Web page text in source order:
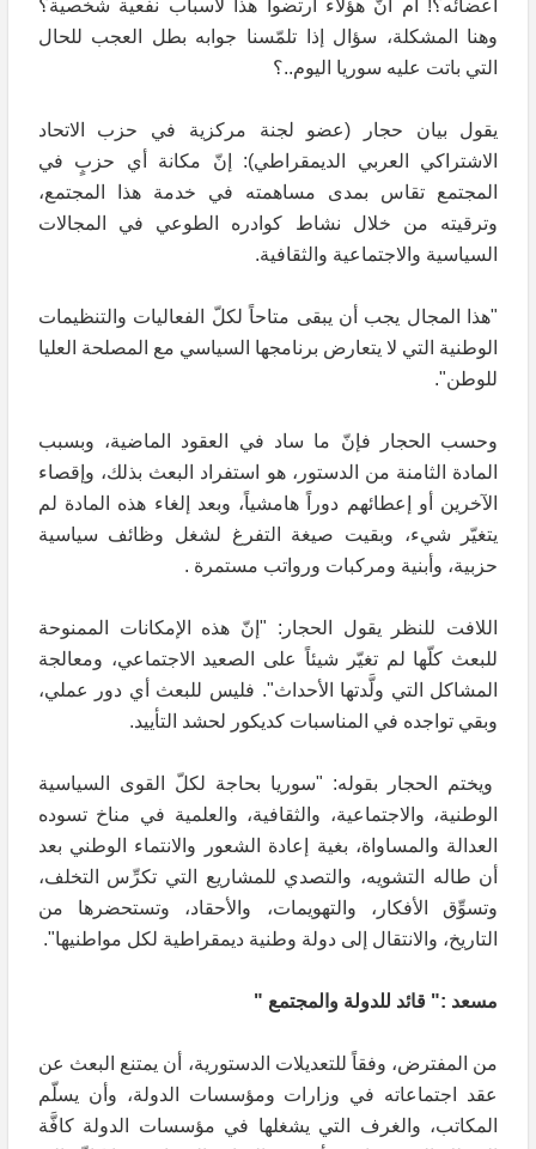
أعضائه؟! أم أنَّ هؤلاء ارتضوا هذا لأسباب نفعية شخصية؟
وهنا المشكلة، سؤال إذا تلمّسنا جوابه بطل العجب للحال
التي باتت عليه سوريا اليوم..؟
يقول بيان حجار (عضو لجنة مركزية في حزب الاتحاد
الاشتراكي العربي الديمقراطي): إنّ مكانة أي حزبٍ في
المجتمع تقاس بمدى مساهمته في خدمة هذا المجتمع،
وترقيته من خلال نشاط كوادره الطوعي في المجالات
السياسية والاجتماعية والثقافية.
"هذا المجال يجب أن يبقى متاحاً لكلّ الفعاليات والتنظيمات
الوطنية التي لا يتعارض برنامجها السياسي مع المصلحة العليا
للوطن".
وحسب الحجار فإنّ ما ساد في العقود الماضية، وبسبب
المادة الثامنة من الدستور، هو استفراد البعث بذلك، وإقصاء
الآخرين أو إعطائهم دوراً هامشياً، وبعد إلغاء هذه المادة لم
يتغيّر شيء، وبقيت صيغة التفرغ لشغل وظائف سياسية
حزبية، وأبنية ومركبات ورواتب مستمرة .
اللافت للنظر يقول الحجار: "إنّ هذه الإمكانات الممنوحة
للبعث كلّها لم تغيّر شيئاً على الصعيد الاجتماعي، ومعالجة
المشاكل التي ولَّدتها الأحداث". فليس للبعث أي دور عملي،
وبقي تواجده في المناسبات كديكور لحشد التأييد.
ويختم الحجار بقوله: "سوريا بحاجة لكلّ القوى السياسية
الوطنية، والاجتماعية، والثقافية، والعلمية في مناخ تسوده
العدالة والمساواة، بغية إعادة الشعور والانتماء الوطني بعد
أن طاله التشويه، والتصدي للمشاريع التي تكرِّس التخلف،
وتسوِّق الأفكار، والتهويمات، والأحقاد، وتستحضرها من
التاريخ، والانتقال إلى دولة وطنية ديمقراطية لكل مواطنيها".
مسعد :" قائد للدولة والمجتمع "
من المفترض، وفقاً للتعديلات الدستورية، أن يمتنع البعث عن
عقد اجتماعاته في وزارات ومؤسسات الدولة، وأن يسلّم
المكاتب، والغرف التي يشغلها في مؤسسات الدولة كافَّة